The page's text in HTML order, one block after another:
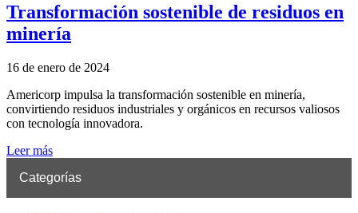
Transformación sostenible de residuos en
minería
16 de enero de 2024
Americorp impulsa la transformación sostenible en minería,
convirtiendo residuos industriales y orgánicos en recursos valiosos
con tecnología innovadora.
Leer más
Categorías